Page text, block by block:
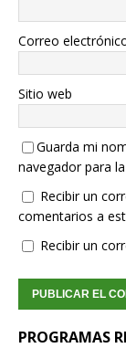
Correo
Sitio web
Guarda mi
navegador para
Recibir un
comentarios a
Recibir un
PROGRAMAS